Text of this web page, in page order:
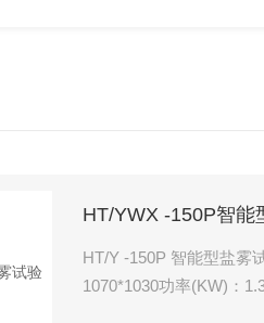
HT/YWX -150P智能
HT/Y -150P 智能型盐雾
1070*1030功率(KW)：